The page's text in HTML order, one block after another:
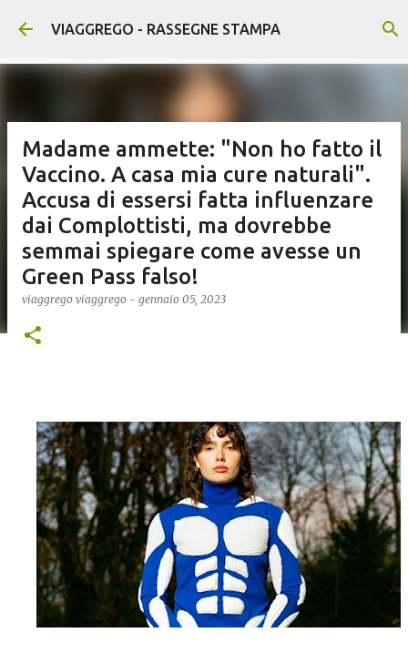
Passa ai contenuti principali
VIAGGREGO - RASSEGNE STAMPA
Madame ammette: "Non ho fatto il
Vaccino. A casa mia cure naturali".
Accusa di essersi fatta influenzare
dai Complottisti, ma dovrebbe
semmai spiegare come avesse un
Green Pass falso!
viaggrego viaggrego - gennaio 05, 2023